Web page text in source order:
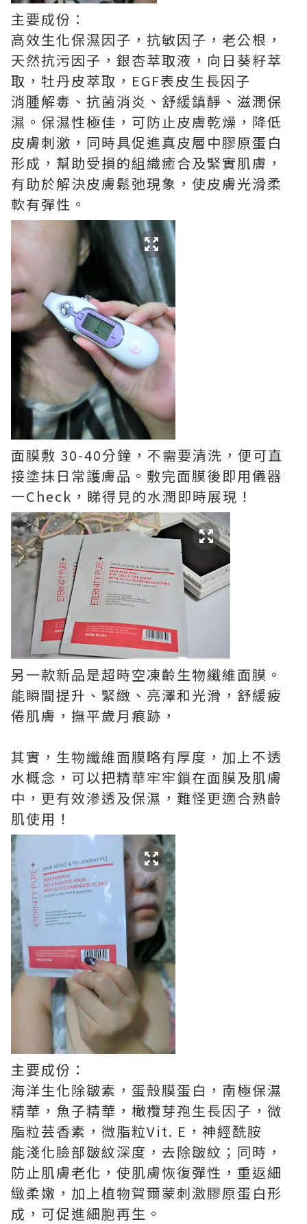
主要成份：
高效生化保濕因子，抗敏因子，老公根，
天然抗污因子，銀杏萃取液，向日葵籽萃
取，牡丹皮萃取，EGF表皮生長因子
消腫解毒、抗菌消炎、舒緩鎮靜、滋潤保
濕。保濕性極佳，可防止皮膚乾燥，降低
皮膚刺激，同時具促進真皮層中膠原蛋白
形成，幫助受損的組織癒合及緊實肌膚，
有助於解決皮膚鬆弛現象，使皮膚光滑柔
軟有彈性。
面膜敷 30-40分鐘，不需要清洗，便可直
接塗抹日常護膚品。敷完面膜後即用儀器
一Check，睇得見的水潤即時展現！
另一款新品是超時空凍齡生物纖維面膜。
能瞬間提升、緊緻、亮澤和光滑，舒緩疲
倦肌膚，撫平歲月痕跡，
其實，生物纖維面膜略有厚度，加上不透
水概念，可以把精華牢牢鎖在面膜及肌膚
中，更有效滲透及保濕，難怪更適合熟齡
肌使用！
主要成份：
海洋生化除皺素，蛋殼膜蛋白，南極保濕
精華，魚子精華，橄欖芽孢生長因子，微
脂粒芸香素，微脂粒Vit. E，神經酰胺
能淺化臉部皺紋深度，去除皺紋；同時，
防止肌膚老化，使肌膚恢復彈性，重返細
緻柔嫩，加上植物賀爾蒙刺激膠原蛋白形
成，可促進細胞再生。